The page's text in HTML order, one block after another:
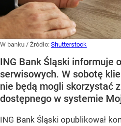
W banku / Źródło: Shutterstock
ING Bank Śląski informuje
serwisowych. W sobotę
nie będą mogli skorzystać
dostępnego w systemie
ING Bank Śląski opublikował